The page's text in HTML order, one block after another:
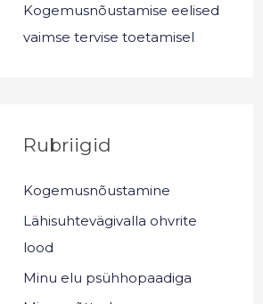
Kogemusnõustamise eelised
vaimse tervise toetamisel
Rubriigid
Kogemusnõustamine
Lähisuhtevägivalla ohvrite
lood
Minu elu psühhopaadiga